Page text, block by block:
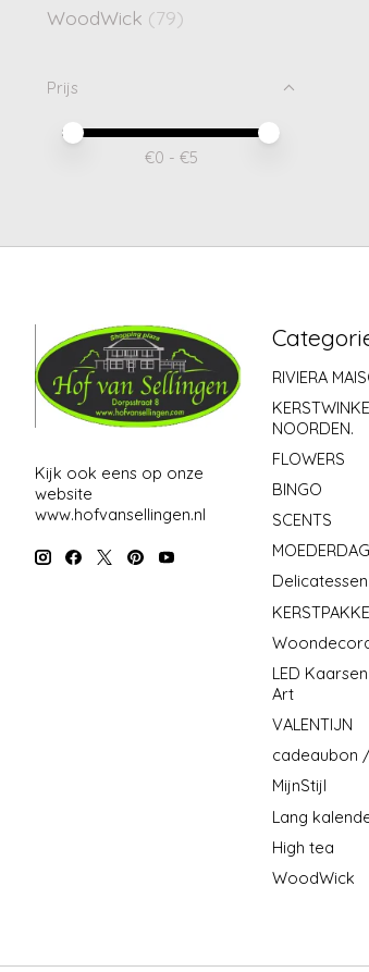
WoodWick (79)
Prijs
Minimale prijswaarde
Price maximum value
€0 - €5
Kijk ook eens op onze
website
www.hofvansellingen.nl
RIVIERA
NOORDEN.
FLOWERS
BINGO
SCENTS
MOEDERDAG
Delicatessen
LED
Art
VALENTIJN
cadeaubon
MijnStijl
Lang
High tea
WoodWick